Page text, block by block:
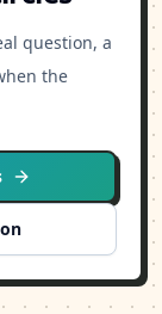
question, a
the